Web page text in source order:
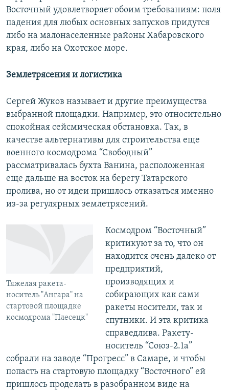
Восточный удовлетворяет обоим требованиям: поля
падения для любых основных запусков придутся
либо на малонаселенные районы Хабаровского
края, либо на Охотское море.
Землетрясения и логистика
Сергей Жуков называет и другие преимущества
выбранной площадки. Например, это относительно
спокойная сейсмическая обстановка. Так, в
качестве альтернативы для строительства еще
военного космодрома “Свободный”
рассматривалась бухта Ванина, расположенная
еще дальше на восток на берегу Татарского
пролива, но от идеи пришлось отказаться именно
из-за регулярных землетрясений.
Тяжелая ракета-
носитель "Ангара" на
стартовой площадке
космодрома "Плесецк"
Космодром “Восточный”
критикуют за то, что он
находится очень далеко от
предприятий,
производящих и
собирающих как сами
ракеты носители, так и
спутники. И эта критика
справедлива. Ракету-
носитель “Союз-2.1а”
собрали на заводе “Прогресс” в Самаре, и чтобы
попасть на стартовую площадку “Восточного” ей
пришлось проделать в разобранном виде на